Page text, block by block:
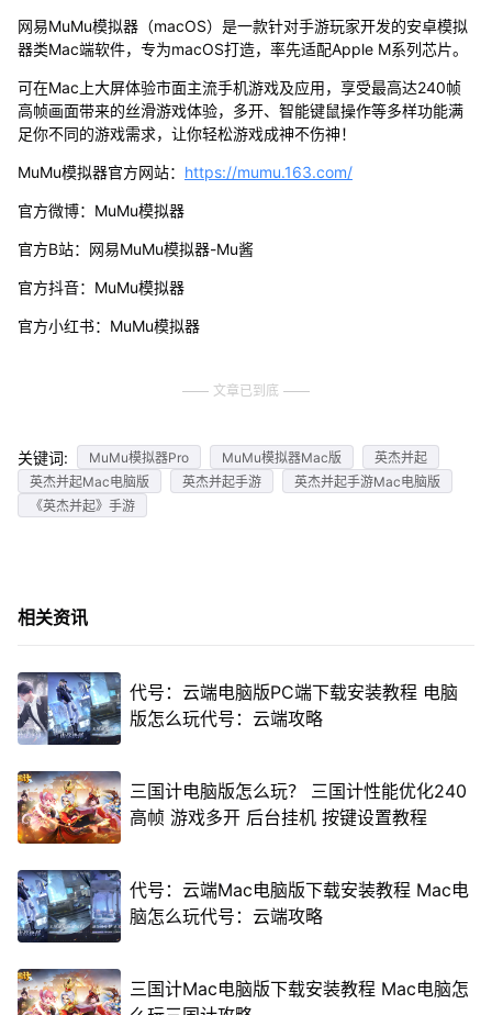
网易MuMu模拟器（macOS）是一款针对手游玩家开发的安卓模拟
器类Mac端软件，专为macOS打造，率先适配Apple M系列芯片。
可在Mac上大屏体验市面主流手机游戏及应用，享受最高达240帧
高帧画面带来的丝滑游戏体验，多开、智能键鼠操作等多样功能满
足你不同的游戏需求，让你轻松游戏成神不伤神！
MuMu模拟器官方网站： https://mumu.163.com/
官方微博：MuMu模拟器
官方B站：网易MuMu模拟器-Mu酱
官方抖音：MuMu模拟器
官方小红书：MuMu模拟器
文章已到底
关键词: MuMu模拟器Pro MuMu模拟器Mac版
英杰并起
英杰并起Mac电脑版
英杰并起手游
英杰并起手游Mac电脑版
《英杰并起》手游
相关资讯
代号：云端电脑版PC端下载安装教程 电脑
版怎么玩代号：云端攻略
三国计电脑版怎么玩？ 三国计性能优化240
高帧 游戏多开 后台挂机 按键设置教程
代号：云端Mac电脑版下载安装教程 Mac电
脑怎么玩代号：云端攻略
三国计Mac电脑版下载安装教程 Mac电脑怎